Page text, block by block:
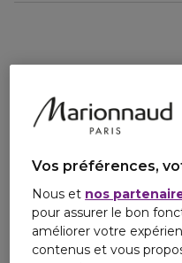
Vos préférences,
Nous et nos
pour assurer le bon
améliorer votre
contenus et vous